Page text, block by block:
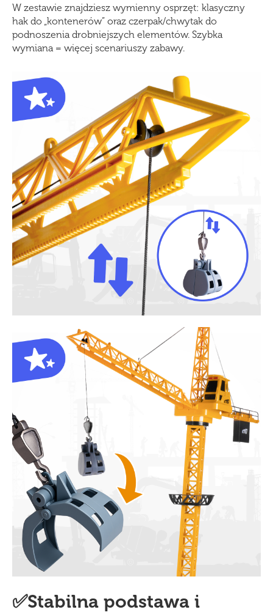
W zestawie znajdziesz wymienny osprzęt: klasyczny
hak do „kontenerów” oraz czerpak/chwytak do
podnoszenia drobniejszych elementów. Szybka
wymiana = więcej scenariuszy zabawy.
✅Stabilna podstawa i